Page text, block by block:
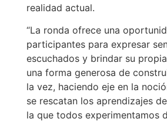
realidad actual.
“La ronda ofrece una
participantes para expresar
escuchados y brindar su
una forma generosa de
la vez, haciendo eje en la
se rescatan los aprendizajes
la que todos experimentamos